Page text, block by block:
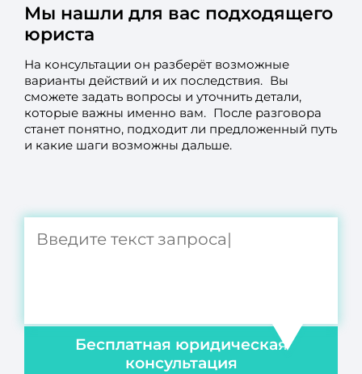
Мы нашли для вас подходящего
юриста
На консультации он разберёт возможные
варианты действий и их последствия. Вы
сможете задать вопросы и уточнить детали,
которые важны именно вам. После разговора
станет понятно, подходит ли предложенный путь
и какие шаги возможны дальше.
Бесплатная юридическая
консультация